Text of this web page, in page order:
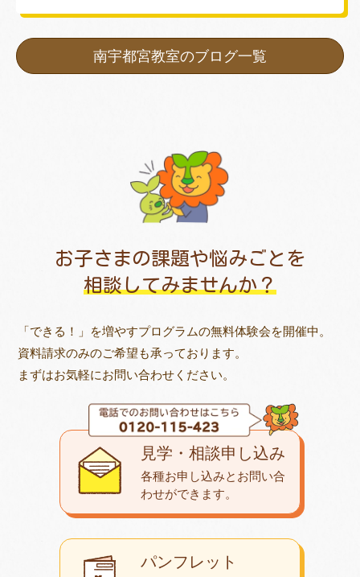
南宇都宮教室のブログ一覧
お子さまの課題や悩みごとを
相談してみませんか？
「できる！」を増やすプログラムの無料体験会を開催中。
資料請求のみのご希望も承っております。
まずはお気軽にお問い合わせください。
パンフレット
見学・相談申し込み
各種お申し込みとお問い合
わせができます。